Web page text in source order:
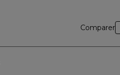
Comparer